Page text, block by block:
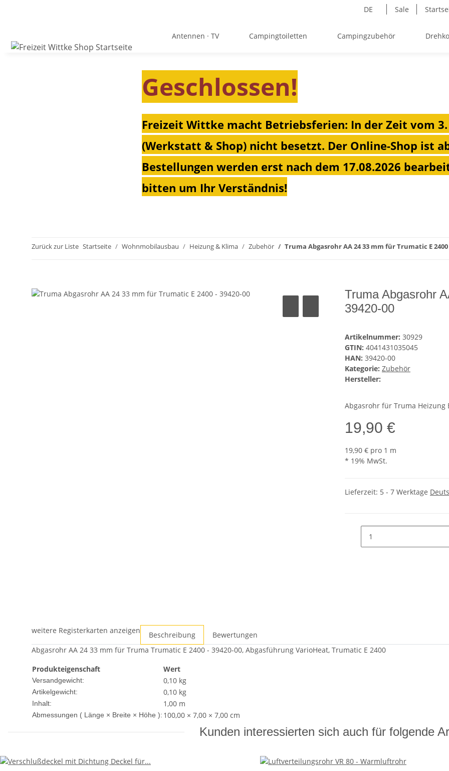
DE Sale
Antennen · TV Campingtoiletten Campingzubehör
Geschlossen!
Freizeit Wittke macht Betriebsferien: In der Zeit vom 3.
(Werkstatt & Shop) nicht besetzt. Der Online-Shop ist
Bestellungen werden erst nach dem 17.08.2026
bitten um Ihr Verständnis!
Zurück zur Liste Startseite Wohnmobilausbau Heizung & Klima Zubehör Truma Abgasrohr AA 24 33 mm für Trumatic E 2400
Truma Abgasrohr
39420-00
Artikelnummer: 30929
GTIN: 4041431035045
HAN: 39420-00
Kategorie: Zubehör
Hersteller:
Abgasrohr für Truma Heizung
19,90 €
19,90 € pro 1 m
* 19% MwSt.
Lieferzeit: 5 - 7 Werktage
weitere Registerkarten anzeigen Beschreibung
Bewertungen
Abgasrohr AA 24 33 mm für Truma Trumatic E 2400 - 39420-00, Abgasführung VarioHeat, Trumatic E 2400
Produkteigenschaft
Wert
Versandgewicht: 0,10 kg
Artikelgewicht: 0,10 kg
Inhalt: 1,00 m
Abmessungen ( Länge × Breite × Höhe ): 100,00 × 7,00 × 7,00 cm
Kunden interessierten sich auch für folgende